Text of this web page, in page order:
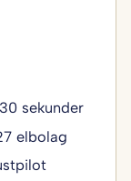
sekunder
elbolag